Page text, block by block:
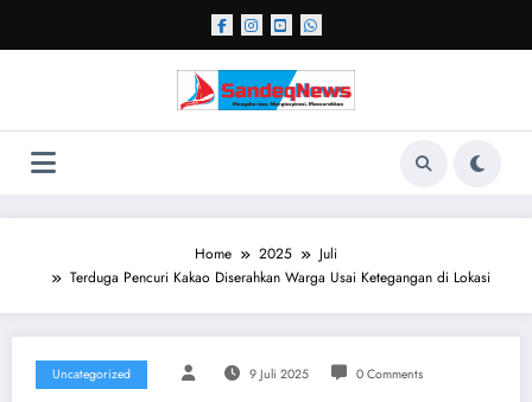
content
Home 2025
Juli
Terduga Pencuri Kakao Diserahkan Warga Usai Ketegangan di Lokasi
Uncategorized 9 Juli 2025 0 Comments